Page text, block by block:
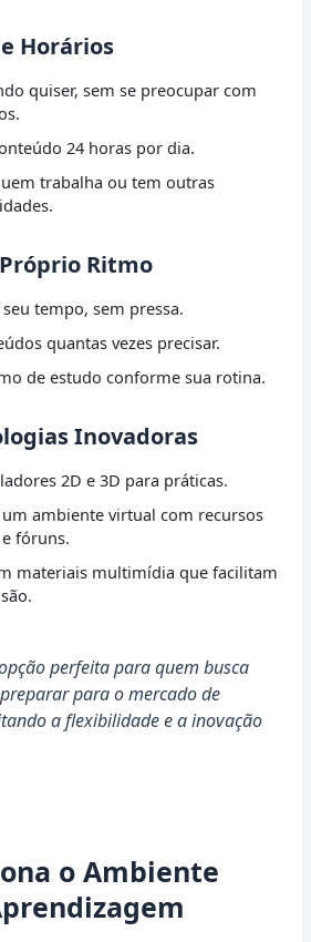
Horários
quiser, sem se preocupar com
24 horas por dia.
trabalha ou tem outras
Ritmo
tempo, sem pressa.
quantas vezes precisar.
de estudo conforme sua rotina.
Inovadoras
2D e 3D para práticas.
ambiente virtual com recursos
fóruns.
materiais multimídia que facilitam
opção perfeita para quem busca
para o mercado de
a flexibilidade e a inovação
o Ambiente